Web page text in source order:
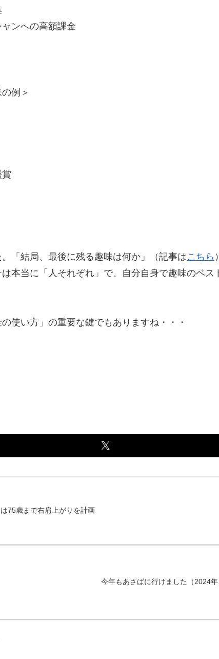
ンへの高額課金
例＞
賞
「結局、最後に残る趣味は何か」（記事はこちら
本当に「人それぞれ」で、自分自身で趣味のベス
使い方」の重要な鍵でもありますね・・・
75歳まで右肩上がりを計画
今年もあさばに行けました（2024年